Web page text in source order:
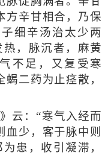
方辛甘相合，乃保
细辛汤治太少两
，脉沉者，麻黄
不足，又复受寒
二药为止痉散，
：“寒气入经而
血少，客于脉中则
患，收引凝滞，